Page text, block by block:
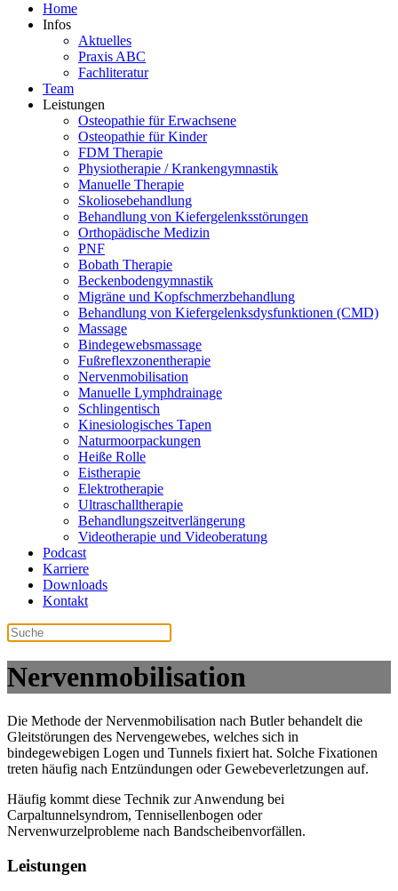
Home
Infos
Aktuelles
Praxis ABC
Fachliteratur
Team
Leistungen
Osteopathie für Erwachsene
Osteopathie für Kinder
FDM Therapie
Physiotherapie / Krankengymnastik
Manuelle Therapie
Skoliosebehandlung
Behandlung von Kiefergelenksstörungen
Orthopädische Medizin
PNF
Bobath Therapie
Beckenbodengymnastik
Migräne und Kopfschmerzbehandlung
Behandlung von Kiefergelenksdysfunktionen (CMD)
Massage
Bindegewebsmassage
Fußreflexzonentherapie
Nervenmobilisation
Manuelle Lymphdrainage
Schlingentisch
Kinesiologisches Tapen
Naturmoorpackungen
Heiße Rolle
Eistherapie
Elektrotherapie
Ultraschalltherapie
Behandlungszeitverlängerung
Videotherapie und Videoberatung
Podcast
Karriere
Downloads
Kontakt
Nervenmobilisation
Die Methode der Nervenmobilisation nach Butler behandelt die
Gleitstörungen des Nervengewebes, welches sich in
bindegewebigen Logen und Tunnels fixiert hat. Solche Fixationen
treten häufig nach Entzündungen oder Gewebeverletzungen auf.
Häufig kommt diese Technik zur Anwendung bei
Carpaltunnelsyndrom, Tennisellenbogen oder
Nervenwurzelprobleme nach Bandscheibenvorfällen.
Leistungen